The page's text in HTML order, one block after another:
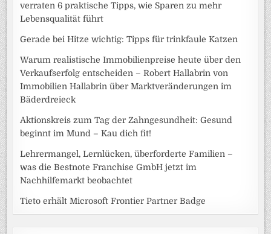
verraten 6 praktische Tipps, wie Sparen zu mehr
Lebensqualität führt
Gerade bei Hitze wichtig: Tipps für trinkfaule Katzen
Warum realistische Immobilienpreise heute über den
Verkaufserfolg entscheiden – Robert Hallabrin von
Immobilien Hallabrin über Marktveränderungen im
Bäderdreieck
Aktionskreis zum Tag der Zahngesundheit: Gesund
beginnt im Mund – Kau dich fit!
Lehrermangel, Lernlücken, überforderte Familien –
was die Bestnote Franchise GmbH jetzt im
Nachhilfemarkt beobachtet
Tieto erhält Microsoft Frontier Partner Badge